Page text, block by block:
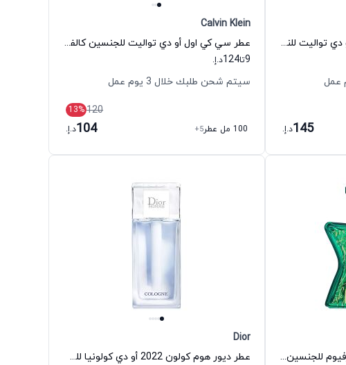
عطر أو دي ايسبرج وايلد روز أو دي تواليت للنساء ايسبرج
145د.إ.
Calvin Klein
عطر سي كي اول أو دي تواليت للجنسين كالفين كلاين
9تا124د.إ.
سيتم شحن طلبك خلال 3 يوم عمل
120
13%
100 مل عطر
+5
104د.إ.
عطر نيو يورك مسك أو دي بارفيوم للجنسين بوند نامبر 9
Dior
عطر ديور هوم كولون 2022 أو دي كولونيا للجنسين ديور